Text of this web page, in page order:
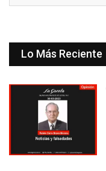
Lo Más Reciente